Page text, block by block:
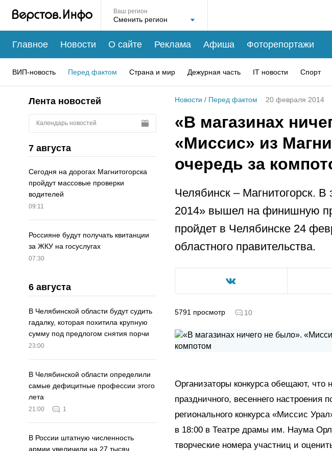
Ваш регион
Главное Новости О сайте Реклама Афиша Фоторепортажи
ВИП-новость Перед фактом Страна и мир Дежурная часть IT новости Спорт
Лента новостей
Календарь новостей
7 августа
Сегодня на дорогах Магнитогорска
пройдут массовые проверки
водителей
09:11
Россияне будут получать квитанции
за ЖКУ на госуслугах
07:30
6 августа
В Челябинской области будут судить
гадалку, которая похитила крупную
сумму под предлогом снятия порчи
23:00
В Челябинской области определили
самые дефицитные профессии этого
лета
21:00 1
В России штатную численность
армии увеличили на 27 тысяч
Новости / Перед фактом 20 февраля 2014
«В магазинах
«Миссис» из
очередь за
Челябинск – Магнитогорск.
2014» вышел на финишную
пройдет в Челябинске 24
областного правительства.
5791 просмотр 10
Организаторы конкурса обещают, что
праздничного, весеннего настроения
регионального конкурса «Миссис
в 18:00 в Театре драмы им. Наума
творческие номера участниц и